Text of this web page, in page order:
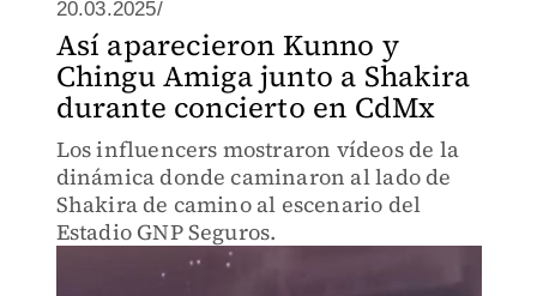
20.03.2025/
Así aparecieron Kunno y
Chingu Amiga junto a Shakira
durante concierto en CdMx
Los influencers mostraron vídeos de la
dinámica donde caminaron al lado de
Shakira de camino al escenario del
Estadio GNP Seguros.